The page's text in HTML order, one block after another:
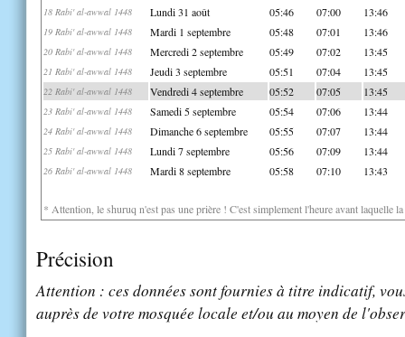
18 Rabi' al-awwal 1448 Lundi 31 août 05:46 07:00 13:46
19 Rabi' al-awwal 1448 Mardi 1 septembre 05:48 07:01 13:46
20 Rabi' al-awwal 1448 Mercredi 2 septembre 05:49 07:02 13:45
21 Rabi' al-awwal 1448 Jeudi 3 septembre 05:51 07:04 13:45
22 Rabi' al-awwal 1448 Vendredi 4 septembre 05:52 07:05 13:45
23 Rabi' al-awwal 1448 Samedi 5 septembre 05:54 07:06 13:44
24 Rabi' al-awwal 1448 Dimanche 6 septembre 05:55 07:07 13:44
25 Rabi' al-awwal 1448 Lundi 7 septembre 05:56 07:09 13:44
26 Rabi' al-awwal 1448 Mardi 8 septembre 05:58 07:10 13:43
* Attention, le shuruq n'est pas une prière ! C'est simplement l'heure avant laquelle
Précision
Attention : ces données sont fournies à titre indicatif,
auprès de votre mosquée locale et/ou au moyen de